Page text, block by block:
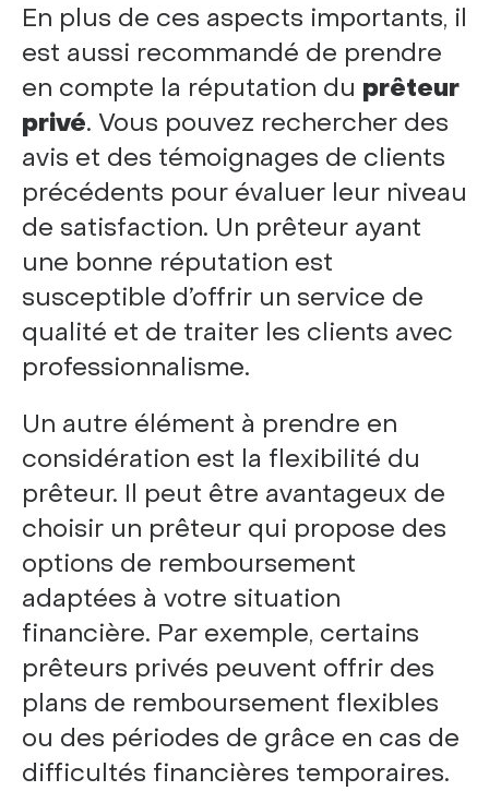
En plus de ces aspects importants, il
est aussi recommandé de prendre
en compte la réputation du prêteur
privé. Vous pouvez rechercher des
avis et des témoignages de clients
précédents pour évaluer leur niveau
de satisfaction. Un prêteur ayant
une bonne réputation est
susceptible d’offrir un service de
qualité et de traiter les clients avec
professionnalisme.
Un autre élément à prendre en
considération est la flexibilité du
prêteur. Il peut être avantageux de
choisir un prêteur qui propose des
options de remboursement
adaptées à votre situation
financière. Par exemple, certains
prêteurs privés peuvent offrir des
plans de remboursement flexibles
ou des périodes de grâce en cas de
difficultés financières temporaires.